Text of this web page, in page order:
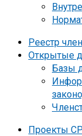
Реестр
Открытые
Базы
Проекты